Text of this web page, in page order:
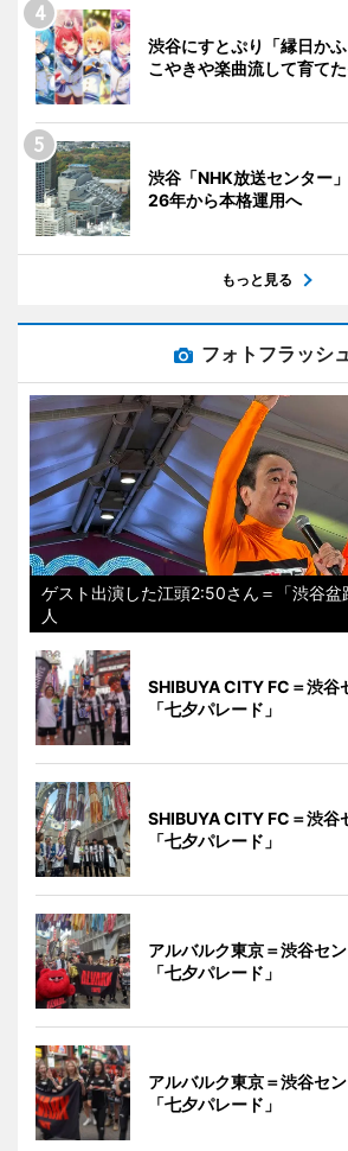
渋谷にすとぷり「縁日か
こやきや楽曲流して育て
渋谷「NHK放送センター
26年から本格運用へ
もっと見る
フォトフラッシ
ゲスト出演した江頭2:50さん＝「渋谷
人
SHIBUYA CITY FC＝渋谷
「七夕パレード」
SHIBUYA CITY FC＝渋谷
「七夕パレード」
アルバルク東京＝渋谷セ
「七夕パレード」
アルバルク東京＝渋谷セ
「七夕パレード」